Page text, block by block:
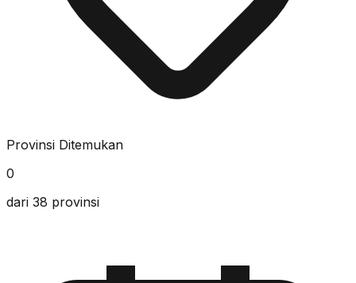
Provinsi Ditemukan
0
dari 38 provinsi